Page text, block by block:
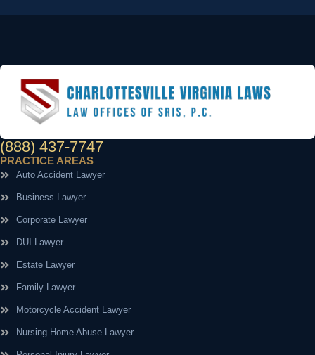
(888) 437-7747
PRACTICE AREAS
Auto Accident Lawyer
Business Lawyer
Corporate Lawyer
DUI Lawyer
Estate Lawyer
Family Lawyer
Motorcycle Accident Lawyer
Nursing Home Abuse Lawyer